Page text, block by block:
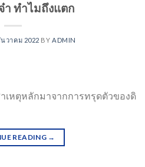
า ทำไมถึงแตก
นวาคม 2022 BY ADMIN
เหตุหลักมาจากการทรุดตัวของดิ
READING →